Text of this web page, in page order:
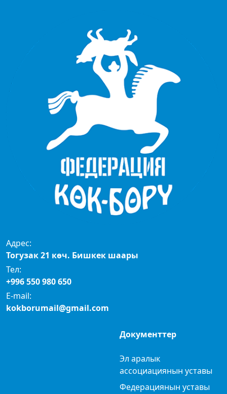
Адрес:
Тогузак 21 көч. Бишкек шаары
Тел:
+996 550 980 650
E-mail:
kokborumail@gmail.com
Документтер
Эл аралык
ассоциациянын уставы
Федерациянын уставы